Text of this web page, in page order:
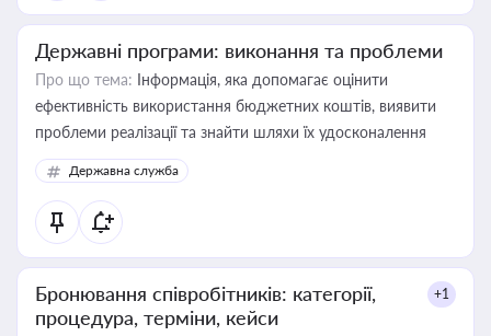
Державні програми: виконання та проблеми
Про що тема: Інформація, яка допомагає оцінити
ефективність використання бюджетних коштів, виявити
проблеми реалізації та знайти шляхи їх удосконалення
Державна служба
Бронювання співробітників: категорії,
процедура, терміни, кейси
+1